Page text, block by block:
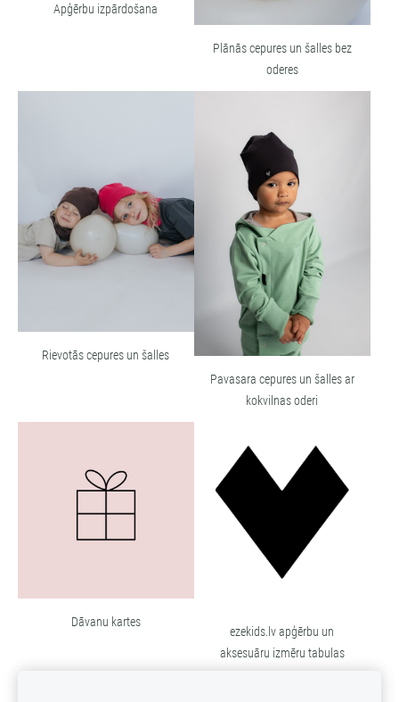
Apģērbu izpārdošana
Plānās cepures un šalles bez
oderes
Rievotās cepures un šalles
Pavasara cepures un šalles ar
kokvilnas oderi
Dāvanu kartes
ezekids.lv apģērbu un
aksesuāru izmēru tabulas